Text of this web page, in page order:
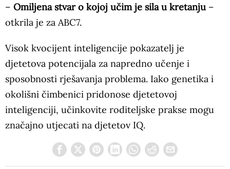
– Omiljena stvar o kojoj učim je sila u kretanju –
otkrila je za ABC7.
Visok kvocijent inteligencije pokazatelj je
djetetova potencijala za napredno učenje i
sposobnosti rješavanja problema. Iako genetika i
okolišni čimbenici pridonose djetetovoj
inteligenciji, učinkovite roditeljske prakse mogu
značajno utjecati na djetetov IQ.